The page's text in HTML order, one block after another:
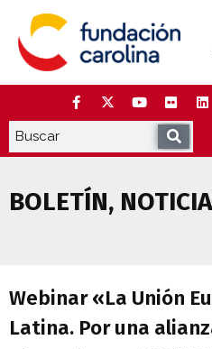
contenido
BOLETÍN,
Webinar «La Unión
Latina. Por una